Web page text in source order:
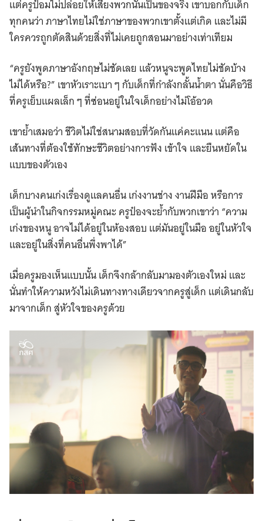
Search
for:
แต่ครูป๋อมไม่ปล่อยให้เสียงพวกนั้นเป็นของจริง เขาบอกกับเด็ก
ทุกคนว่า ภาษาไทยไม่ใช่ภาษาของพวกเขาตั้งแต่เกิด และไม่มี
ใครควรถูกตัดสินด้วยสิ่งที่ไม่เคยถูกสอนมาอย่างเท่าเทียม
“ครูยังพูดภาษาอังกฤษไม่ชัดเลย แล้วหนูจะพูดไทยไม่ชัดบ้าง
ไม่ได้หรือ?” เขาหัวเราะเบา ๆ กับเด็กที่กำลังกลั้นน้ำตา นั่นคือวิธี
ที่ครูเย็บแผลเล็ก ๆ ที่ซ่อนอยู่ในใจเด็กอย่างไม่โอ้อวด
เขาย้ำเสมอว่า ชีวิตไม่ใช่สนามสอบที่วัดกันแค่คะแนน แต่คือ
เส้นทางที่ต้องใช้ทักษะชีวิตอย่างการฟัง เข้าใจ และยืนหยัดใน
แบบของตัวเอง
เด็กบางคนเก่งเรื่องดูแลคนอื่น เก่งงานช่าง งานฝีมือ หรือการ
เป็นผู้นำในกิจกรรมหมู่คณะ ครูป๋องจะย้ำกับพวกเขาว่า “ความ
เก่งของหนู อาจไม่ได้อยู่ในห้องสอบ แต่มันอยู่ในมือ อยู่ในหัวใจ
และอยู่ในสิ่งที่คนอื่นพึ่งพาได้”
เมื่อครูมองเห็นแบบนั้น เด็กจึงกล้ากลับมามองตัวเองใหม่ และ
นั่นทำให้ความหวังไม่เดินทางทางเดียวจากครูสู่เด็ก แต่เดินกลับ
มาจากเด็ก สู่หัวใจของครูด้วย